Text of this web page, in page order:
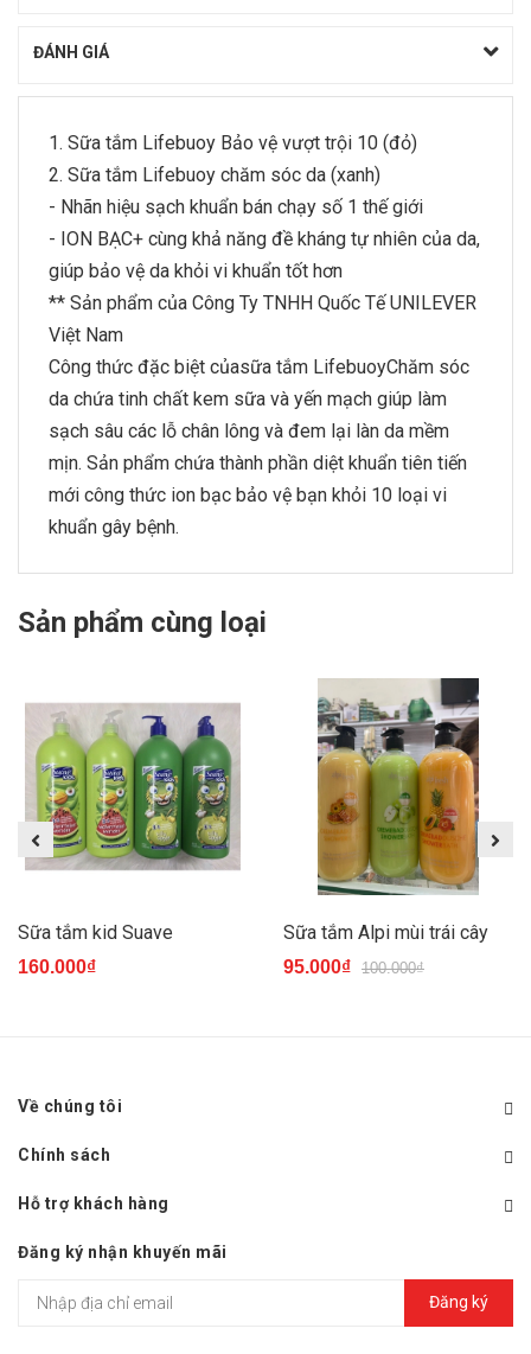
ĐÁNH GIÁ
1. Sữa tắm Lifebuoy Bảo vệ vượt trội 10 (đỏ)
2. Sữa tắm Lifebuoy chăm sóc da (xanh)
- Nhãn hiệu sạch khuẩn bán chạy số 1 thế giới
- ION BẠC+ cùng khả năng đề kháng tự nhiên của da,
giúp bảo vệ da khỏi vi khuẩn tốt hơn
** Sản phẩm của Công Ty TNHH Quốc Tế UNILEVER
Việt Nam
Công thức đặc biệt củasữa tắm LifebuoyChăm sóc
da chứa tinh chất kem sữa và yến mạch giúp làm
sạch sâu các lỗ chân lông và đem lại làn da mềm
mịn. Sản phẩm chứa thành phần diệt khuẩn tiên tiến
mới công thức ion bạc bảo vệ bạn khỏi 10 loại vi
khuẩn gây bệnh.
Sản phẩm cùng loại
Sữa tắm kid Suave
160.000₫
Sữa tắm Alpi mùi trái cây
95.000₫ 100.000₫
Về chúng tôi
Chính sách
Hỗ trợ khách hàng
Đăng ký nhận khuyến mãi
Đăng ký